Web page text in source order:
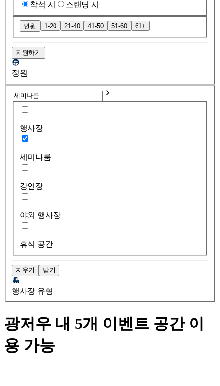
착석 시 스탠딩 시
인원 1-20 21-40 41-50 51-60 61+
지원하기
정원
행사장
세미나룸
강연장
야외 행사장
휴식 공간
지우기 닫기
행사장 유형
광저우 내 5개 이벤트 공간 이
용 가능